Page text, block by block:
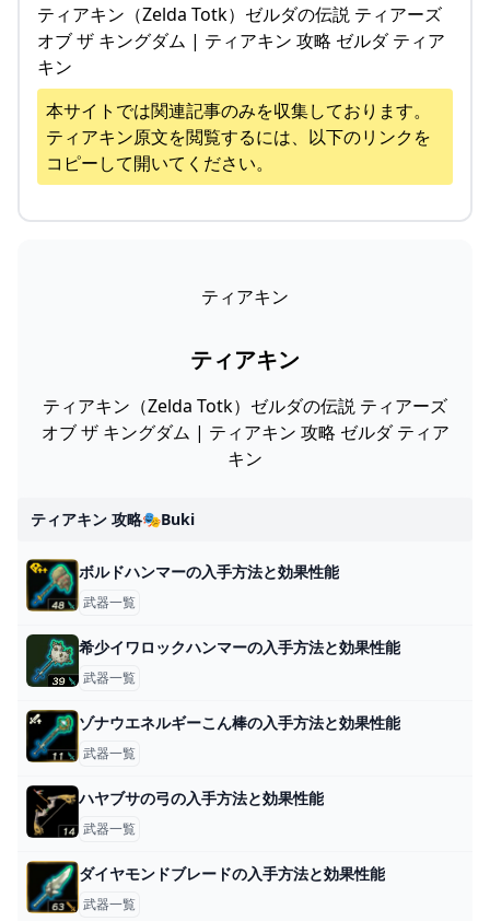
ティアキン（Zelda Totk）ゼルダの伝説 ティアーズ
オブ ザ キングダム | ティアキン 攻略 ゼルダ ティア
キン
本サイトでは関連記事のみを収集しております。
ティアキン原文を閲覧するには、以下のリンクを
コピーして開いてください。
ティアキン
ティアキン
ティアキン（Zelda Totk）ゼルダの伝説 ティアーズ
オブ ザ キングダム | ティアキン 攻略 ゼルダ ティア
キン
ティアキン 攻略🎭buki
ボルドハンマーの入手方法と効果性能
武器一覧
希少イワロックハンマーの入手方法と効果性能
武器一覧
ゾナウエネルギーこん棒の入手方法と効果性能
武器一覧
ハヤブサの弓の入手方法と効果性能
武器一覧
ダイヤモンドブレードの入手方法と効果性能
武器一覧